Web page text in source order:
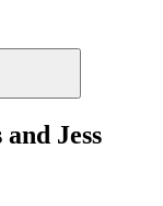
Jess